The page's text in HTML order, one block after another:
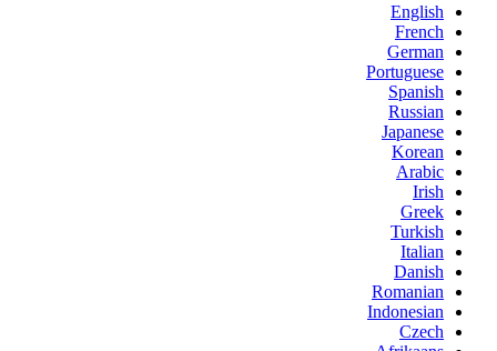
English
French
German
Portuguese
Spanish
Russian
Japanese
Korean
Arabic
Irish
Greek
Turkish
Italian
Danish
Romanian
Indonesian
Czech